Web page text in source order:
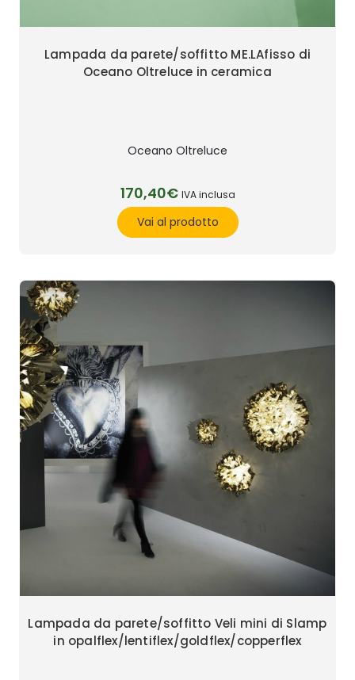
Lampada da parete/soffitto ME.LAfisso di
Oceano Oltreluce in ceramica
Oceano Oltreluce
170,40€ IVA inclusa
Vai al prodotto
Lampada da parete/soffitto Veli mini di Slamp
in opalflex/lentiflex/goldflex/copperflex